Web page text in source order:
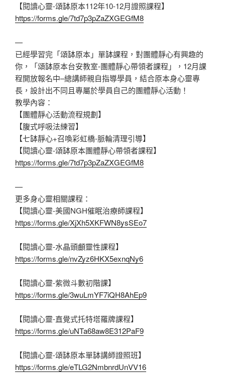
【閱讀心靈-頌缽原本112年10-12月證照課程】
https://forms.gle/7td7p3pZaZXGEGfM8
—
已經學習完「頌缽原本」單缽課程，對團體靜心有興趣的
你，「頌缽原本台安教室-團體靜心帶領者課程」，12月課
程開放報名中–總講師親自指導學員，結合原本身心靈專
長，設計出不同且專屬於學員自己的團體靜心活動！
教學內容：
【團體靜心活動流程規劃】
【腹式呼吸法練習】
【七缽靜心+召喚彩虹橋-脈輪清理引導】
【閱讀心靈-頌缽原本團體靜心帶領者課程】
https://forms.gle/7td7p3pZaZXGEGfM8
—
更多身心靈相關課程：
【閱讀心靈-美國NGH催眠治療師課程】
https://forms.gle/XjXh5XKFWN8ysSEo7
【閱讀心靈-水晶頭顱靈性課程】
https://forms.gle/nvZyz6HKX5exnqNy6
【閱讀心靈-紫微斗數初階課】
https://forms.gle/3wuLmYF7iQH8AhEp9
【閱讀心靈-直覺式托特塔羅牌課程】
https://forms.gle/uNTa68aw8E312PaF9
【閱讀心靈-頌缽原本單缽講師證照班】
https://forms.gle/eTLG2NmbnrdUnVV16